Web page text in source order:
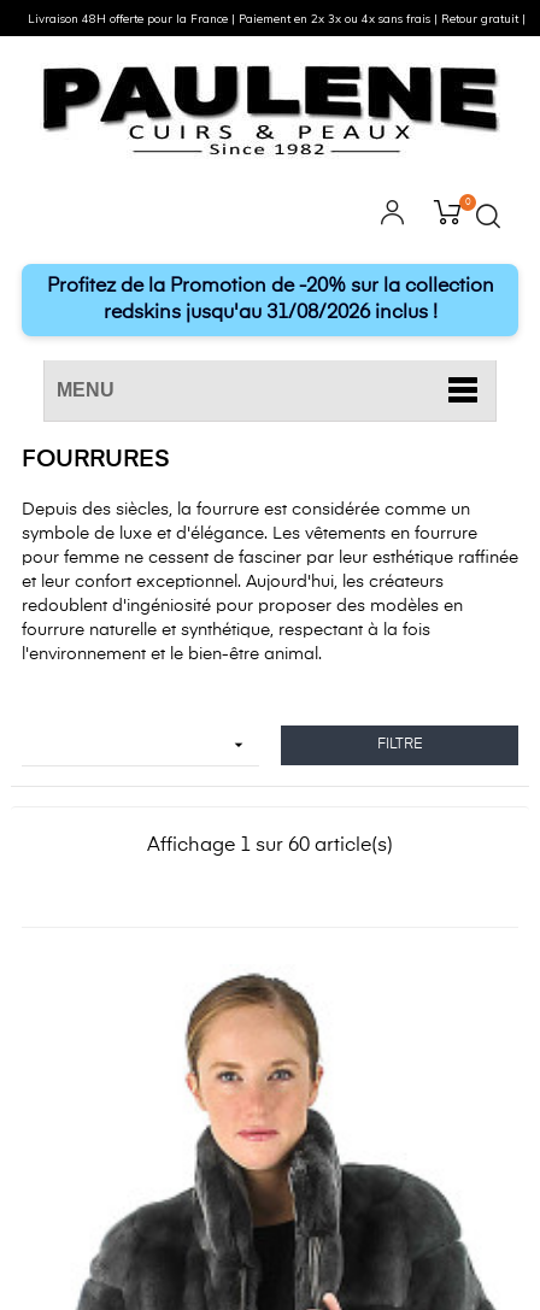
0
Profitez de la Promotion de -20% sur la collection
redskins jusqu'au 31/08/2026 inclus !
MENU
FOURRURES
Depuis des siècles, la fourrure est considérée comme un
symbole de luxe et d'élégance. Les vêtements en fourrure
pour femme ne cessent de fasciner par leur esthétique raffinée
et leur confort exceptionnel. Aujourd'hui, les créateurs
redoublent d'ingéniosité pour proposer des modèles en
fourrure naturelle et synthétique, respectant à la fois
l'environnement et le bien-être animal.
 FILTRE
Affichage 1 sur 60 article(s)
Livraison 48H offerte pour la France | Paiement en 2x 3x ou 4x sans frais | Retour gratuit |